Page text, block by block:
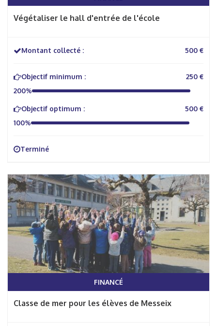
Végétaliser le hall d'entrée de l'école
Montant collecté : 500 €
Objectif minimum :
250 €
200%
Objectif optimum :
500 €
100%
Terminé
FINANCÉ
Classe de mer pour les élèves de Messeix